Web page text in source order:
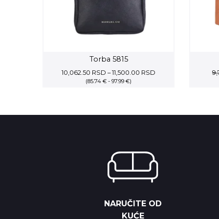
Torba 5815
10,062.50 RSD – 11,500.00 RSD
(85.74 € - 97.99 €)
NARUČITE OD
KUĆE